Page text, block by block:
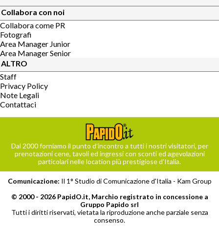
Collabora con noi
Collabora come PR
Fotografi
Area Manager Junior
Area Manager Senior
ALTRO
Staff
Privacy Policy
Note Legali
Contattaci
Dal 2000 forniamo il punto d’incontro a tutti i nostri visitatori, per
prenotazioni cene, tavoli ed ingressi con sconti ed agevolazioni
particolari nelle location più prestigiose d’Italia.
Comunicazione: Il 1° Studio di Comunicazione d'Italia - Kam Group
© 2000 - 2026 PapidO.it, Marchio registrato in concessione a
Gruppo Papido srl
Tutti i diritti riservati, vietata la riproduzione anche parziale senza
consenso.